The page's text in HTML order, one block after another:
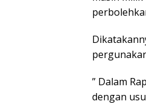
” Dalam
dengan